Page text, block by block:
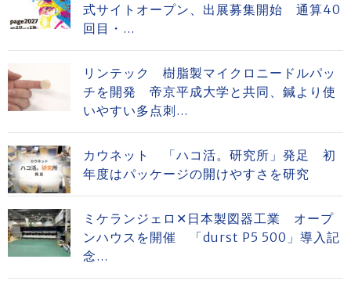
式サイトオープン、出展募集開始 通算40
回目・...
リンテック 樹脂製マイクロニードルパッ
チを開発 帝京平成大学と共同、鍼より使
いやすい多点刺...
カウネット 「ハコ活。研究所」発足 初
年度はパッケージの開けやすさを研究
ミケランジェロ✕日本製図器工業 オープ
ンハウスを開催 「durst P5 500」導入記
念...